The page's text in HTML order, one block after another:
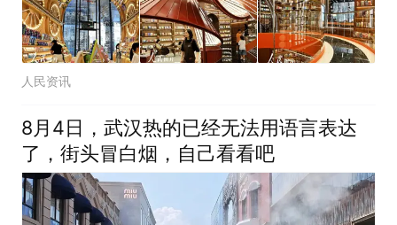
人民资讯
8月4日，武汉热的已经无法用语言表达
了，街头冒白烟，自己看看吧